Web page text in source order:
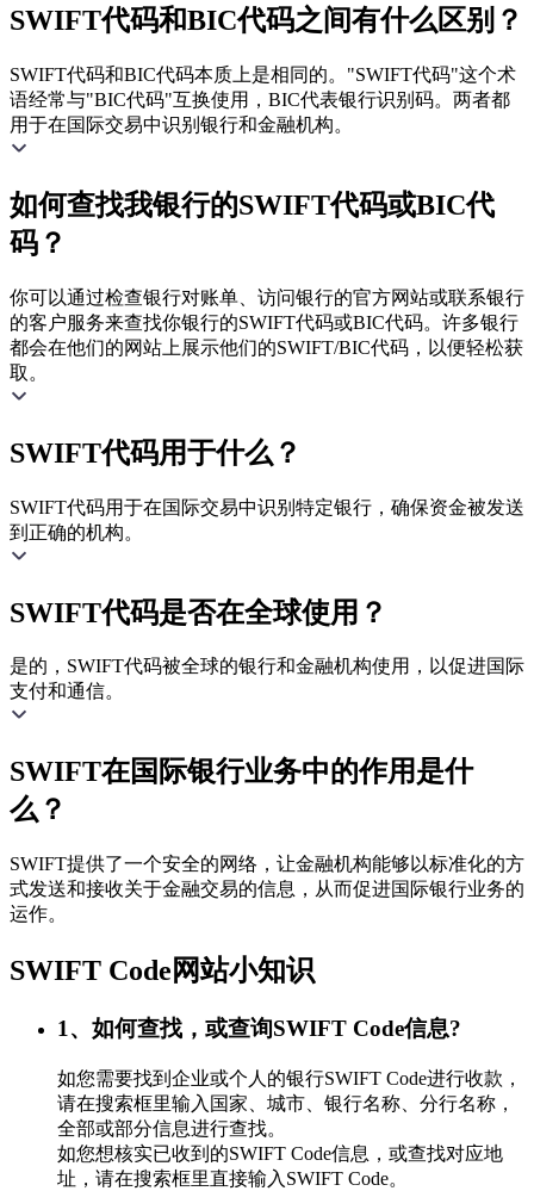
SWIFT代码和BIC代码之间有什么区别？
SWIFT代码和BIC代码本质上是相同的。"SWIFT代码"这个术
语经常与"BIC代码"互换使用，BIC代表银行识别码。两者都
用于在国际交易中识别银行和金融机构。
如何查找我银行的SWIFT代码或BIC代
码？
你可以通过检查银行对账单、访问银行的官方网站或联系银行
的客户服务来查找你银行的SWIFT代码或BIC代码。许多银行
都会在他们的网站上展示他们的SWIFT/BIC代码，以便轻松获
取。
SWIFT代码用于什么？
SWIFT代码用于在国际交易中识别特定银行，确保资金被发送
到正确的机构。
SWIFT代码是否在全球使用？
是的，SWIFT代码被全球的银行和金融机构使用，以促进国际
支付和通信。
SWIFT在国际银行业务中的作用是什
么？
SWIFT提供了一个安全的网络，让金融机构能够以标准化的方
式发送和接收关于金融交易的信息，从而促进国际银行业务的
运作。
SWIFT Code网站小知识
1、如何查找，或查询SWIFT Code信息?
如您需要找到企业或个人的银行SWIFT Code进行收款，
请在搜索框里输入国家、城市、银行名称、分行名称，
全部或部分信息进行查找。
如您想核实已收到的SWIFT Code信息，或查找对应地
址，请在搜索框里直接输入SWIFT Code。